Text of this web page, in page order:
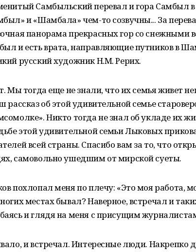
Самбыльский перевал и гора Самбыл
и «Шамбала» чем-то созвучны... За
панорама прекрасных гор со
и есть врата, направляющие путников в
русский художник Н.М. Рерих.
Мы тогда еще не знали, что их семья живет
рассказ об этой удивительной семье
Никто тогда не знал об укладе их
этой удивительной семьи Лыковых
всей страны. Спасибо вам за то, что
самовольно ушедшим от мирской суеты.
похлопал меня по плечу: «Это моя работа,
местах бывал? Наверное, встречал и
и глядя на меня с присущим
и встречал. Интересные люди. Накрепко